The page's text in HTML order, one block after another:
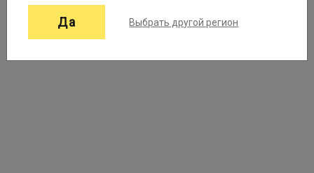
Да Выбрать другой регион